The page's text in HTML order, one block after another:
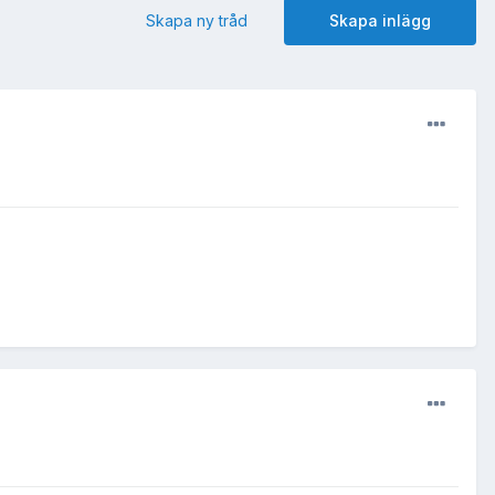
Skapa inlägg
Skapa ny tråd